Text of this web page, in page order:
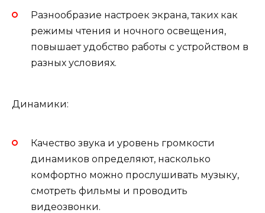
Разнообразие настроек экрана, таких как
режимы чтения и ночного освещения,
повышает удобство работы с устройством в
разных условиях.
Динамики:
Качество звука и уровень громкости
динамиков определяют, насколько
комфортно можно прослушивать музыку,
смотреть фильмы и проводить
видеозвонки.